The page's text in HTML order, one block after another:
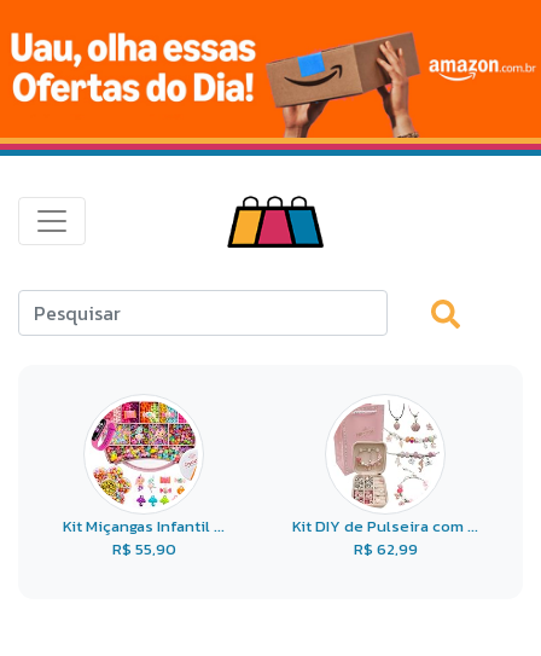
Kit Miçangas Infantil ...
R$ 55,90
Kit DIY de Pulseira com ...
R$ 62,99